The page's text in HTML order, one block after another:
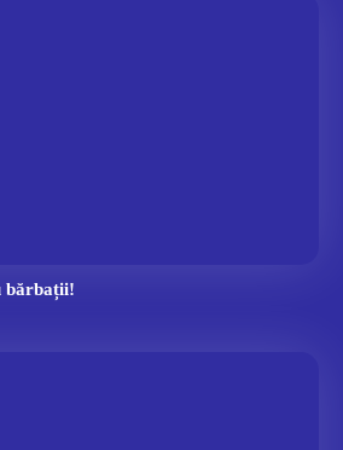
bărbații!